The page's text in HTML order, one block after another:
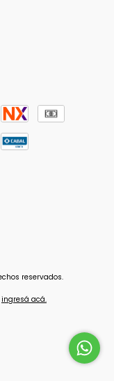
reservados.
ingresá acá.